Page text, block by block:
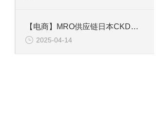
【电商】MRO供应链日本CKD喜开理 拉杆型气缸密封圈 SCG-50BK
2025-04-14